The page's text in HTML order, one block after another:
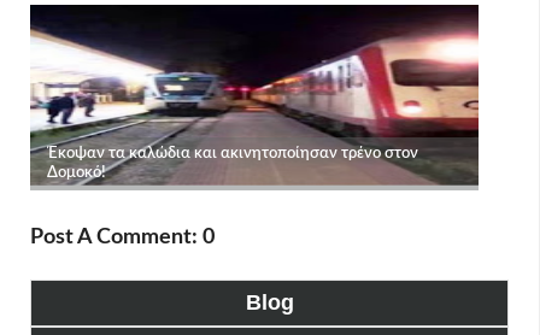
Post A Comment: 0
Blog